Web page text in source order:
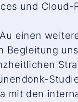
und
einen
Begleitung
mit den